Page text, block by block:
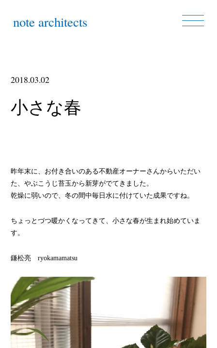
note architects
2018.03.02
小さな春
昨年末に、お付き合いのある不動産オーナーさんからいただい
た、やぶこうじ苔玉から新芽がでてきました。
乾燥に弱いので、冬の間中毎日水に付けていた成果ですね。
ちょっとづつ暖かくなってきて、小さな春が生まれ始めていま
す。
鎌松亮 ryokamamatsu